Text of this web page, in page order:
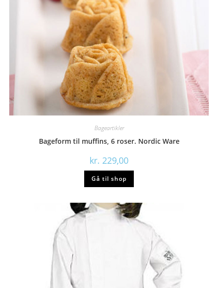
Bageartikler
Bageform til muffins, 6 roser. Nordic Ware
kr. 229,00
Gå til shop